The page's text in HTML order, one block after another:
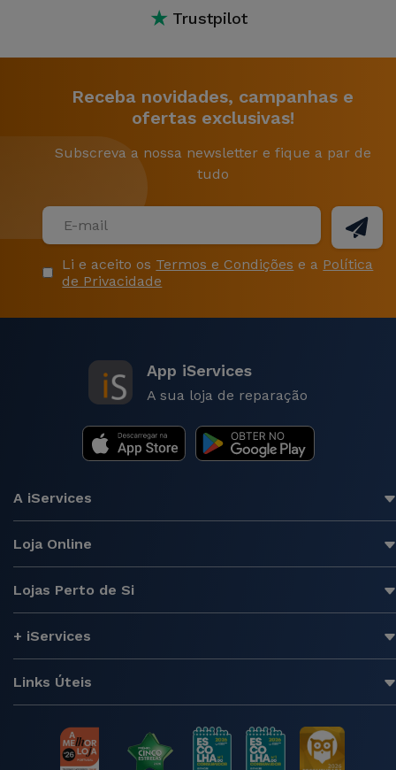
★ Trustpilot
Receba novidades, campanhas e
ofertas exclusivas!
Subscreva a nossa newsletter e fique a par de
tudo
Li e aceito os Termos e Condições e a Política
de Privacidade
App iServices
A sua loja de reparação
A iServices
Loja Online
Lojas Perto de Si
+ iServices
Links Úteis